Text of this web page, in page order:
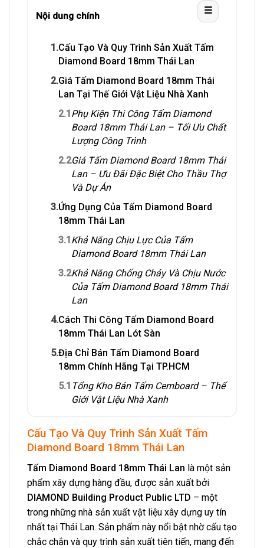
Nội dung chính ☰
1.Cấu Tạo Và Quy Trình Sản Xuất Tấm
Diamond Board 18mm Thái Lan
2.Giá Tấm Diamond Board 18mm Thái
Lan Tại Thế Giới Vật Liệu Nhà Xanh
2.1Phụ Kiện Thi Công Tấm Diamond
Board 18mm Thái Lan – Tối Ưu Chất
Lượng Công Trình
2.2Giá Tấm Diamond Board 18mm Thái
Lan – Ưu Đãi Đặc Biệt Cho Thầu Thợ
Và Dự Án
3.Ứng Dụng Của Tấm Diamond Board
18mm Thái Lan
3.1Khả Năng Chịu Lực Của Tấm
Diamond Board 18mm Thái Lan
3.2Khả Năng Chống Cháy Và Chịu Nước
Của Tấm Diamond Board 18mm Thái
Lan
4.Cách Thi Công Tấm Diamond Board
18mm Thái Lan Lót Sàn
5.Địa Chỉ Bán Tấm Diamond Board
18mm Chính Hãng Tại TP.HCM
5.1 Tổng Kho Bán Tấm Cemboard – Thế
Giới Vật Liệu Nhà Xanh
Cấu Tạo Và Quy Trình Sản Xuất Tấm
Diamond Board 18mm Thái Lan
Tấm Diamond Board 18mm Thái Lan là một sản
phẩm xây dựng hàng đầu, được sản xuất bởi
DIAMOND Building Product Public LTD – một
trong những nhà sản xuất vật liệu xây dựng uy tín
nhất tại Thái Lan. Sản phẩm này nổi bật nhờ cấu tạo
chắc chắn và quy trình sản xuất tiên tiến, mang đến